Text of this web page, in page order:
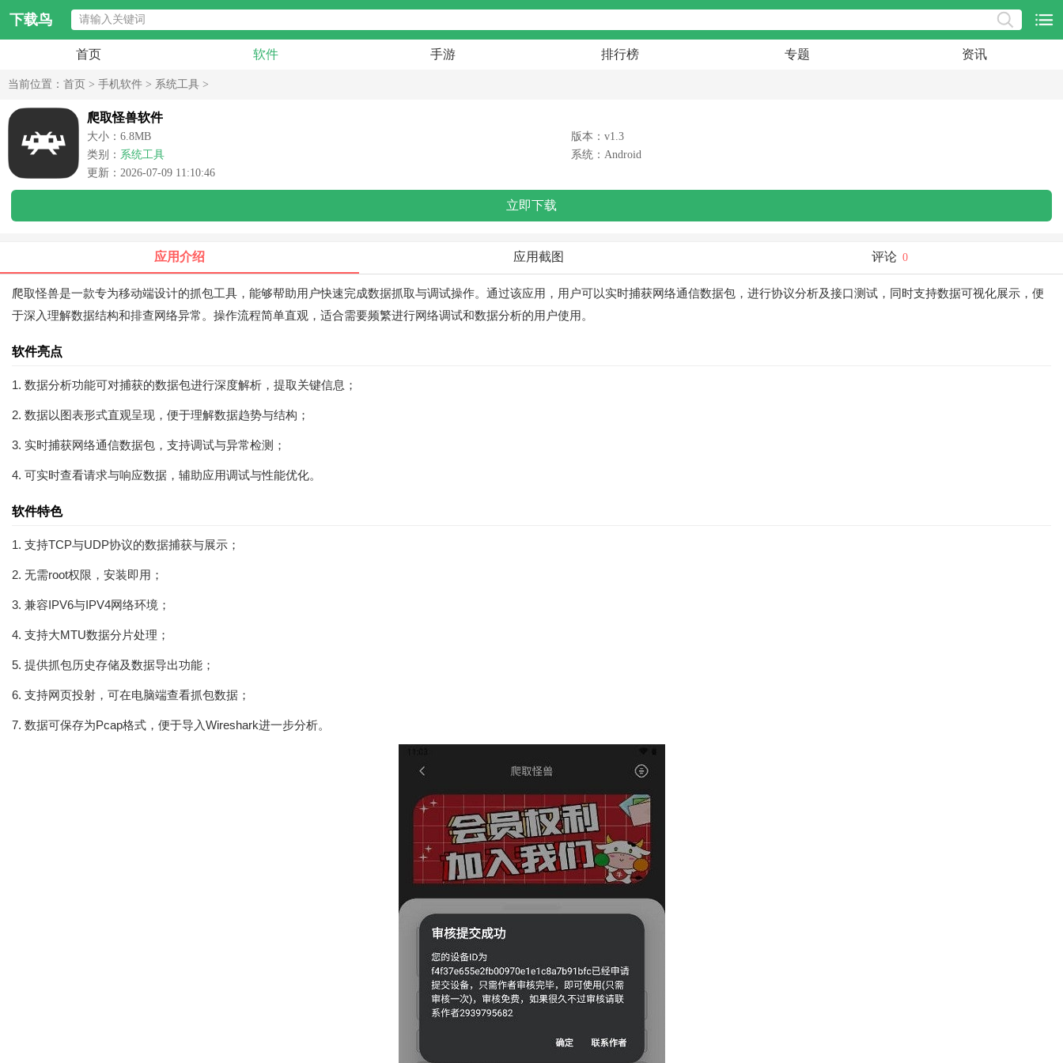
下载鸟
首页 软件 手游 排行榜 专题 资讯
当前位置： 首页 > 手机软件 > 系统工具 >
爬取怪兽软件
大小：6.8MB
版本：v1.3
类别： 系统工具
系统：Android
更新：2026-07-09 11:10:46
立即下载
应用介绍 应用截图 评论 0
爬取怪兽是一款专为移动端设计的抓包工具，能够帮助用户快速完成数据抓取与调试操作。通过该应用，用户可以实时捕获网络通信数据包，进行协议分析及接口测试，同时支持数据可视化展示，便
于深入理解数据结构和排查网络异常。操作流程简单直观，适合需要频繁进行网络调试和数据分析的用户使用。
软件亮点
1. 数据分析功能可对捕获的数据包进行深度解析，提取关键信息；
2. 数据以图表形式直观呈现，便于理解数据趋势与结构；
3. 实时捕获网络通信数据包，支持调试与异常检测；
4. 可实时查看请求与响应数据，辅助应用调试与性能优化。
软件特色
1. 支持TCP与UDP协议的数据捕获与展示；
2. 无需root权限，安装即用；
3. 兼容IPV6与IPV4网络环境；
4. 支持大MTU数据分片处理；
5. 提供抓包历史存储及数据导出功能；
6. 支持网页投射，可在电脑端查看抓包数据；
7. 数据可保存为Pcap格式，便于导入Wireshark进一步分析。